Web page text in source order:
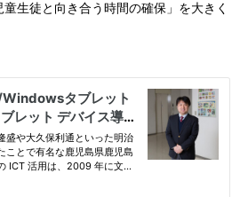
生徒と向き合う時間の確保」を大きく